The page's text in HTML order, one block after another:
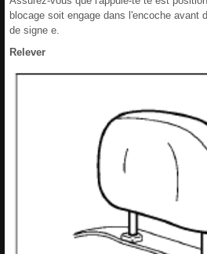
blocage soit engage dans l'encoche avant
de signe e.
Relever